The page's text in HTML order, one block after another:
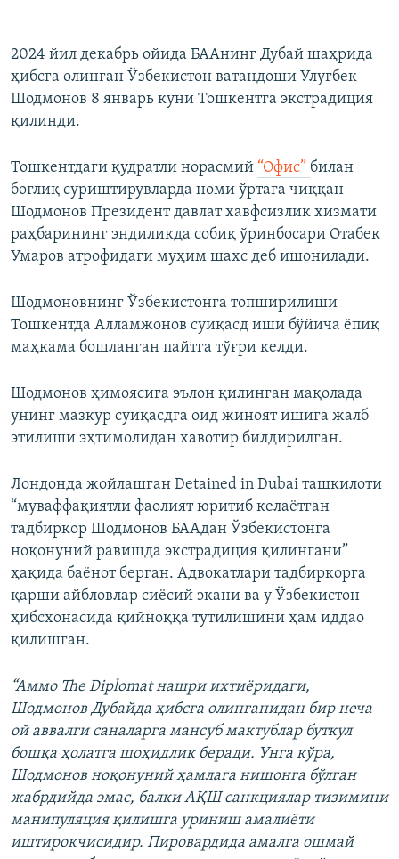
2024 йил декабрь ойида БААнинг Дубай шаҳрида
ҳибсга олинган Ўзбекистон ватандоши Улуғбек
Шодмонов 8 январь куни Тошкентга экстрадиция
қилинди.
Тошкентдаги қудратли норасмий “Офис” билан
боғлиқ суриштирувларда номи ўртага чиққан
Шодмонов Президент давлат хавфсизлик хизмати
раҳбарининг эндиликда собиқ ўринбосари Отабек
Умаров атрофидаги муҳим шахс деб ишонилади.
Шодмоновнинг Ўзбекистонга топширилиши
Тошкентда Алламжонов суиқасд иши бўйича ёпиқ
маҳкама бошланган пайтга тўғри келди.
Шодмонов ҳимоясига эълон қилинган мақолада
унинг мазкур суиқасдга оид жиноят ишига жалб
этилиши эҳтимолидан хавотир билдирилган.
Лондонда жойлашган Detained in Dubai ташкилоти
“муваффақиятли фаолият юритиб келаётган
тадбиркор Шодмонов БААдан Ўзбекистонга
ноқонуний равишда экстрадиция қилингани”
ҳақида баёнот берган. Адвокатлари тадбиркорга
қарши айбловлар сиёсий экани ва у Ўзбекистон
ҳибсхонасида қийноққа тутилишини ҳам иддао
қилишган.
“Аммо The Diplomat нашри ихтиёридаги,
Шодмонов Дубайда ҳибсга олинганидан бир неча
ой аввалги саналарга мансуб мактублар буткул
бошқа ҳолатга шоҳидлик беради. Унга кўра,
Шодмонов ноқонуний ҳамлага нишонга бўлган
жабрдийда эмас, балки АҚШ санкциялар тизимини
манипуляция қилишга уриниш амалиёти
иштирокчисидир. Пировардида амалга ошмай